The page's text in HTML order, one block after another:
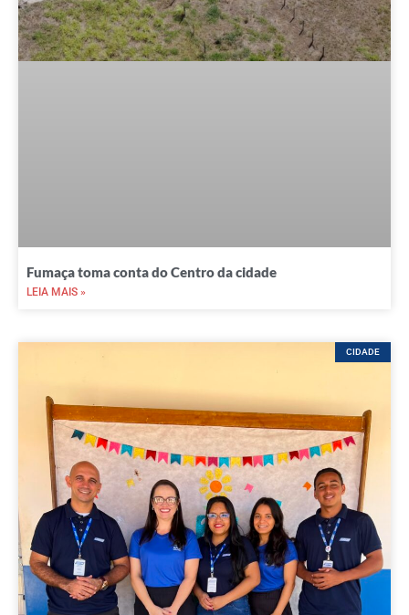
Fumaça toma conta do Centro da cidade
LEIA MAIS »
CIDADE